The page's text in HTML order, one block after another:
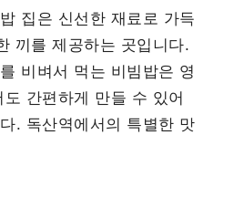
집은 신선한 재료로 가득
끼를 제공하는 곳입니다.
비벼서 먹는 비빔밥은 영
간편하게 만들 수 있어
. 독산역에서의 특별한 맛